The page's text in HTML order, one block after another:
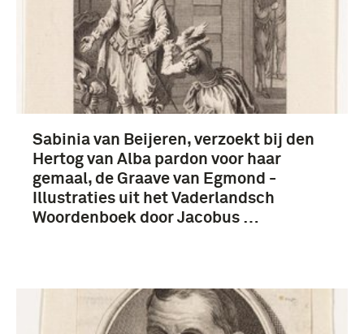
Sabinia van Beijeren, verzoekt bij den
Hertog van Alba pardon voor haar
gemaal, de Graave van Egmond -
Illustraties uit het Vaderlandsch
Woordenboek door Jacobus …